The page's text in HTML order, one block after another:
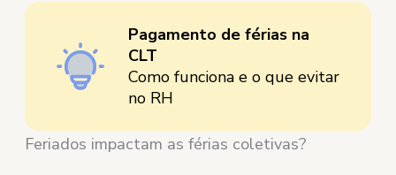
Pagamento de férias na
CLT
Como funciona e o que evitar
no RH
Feriados impactam as férias coletivas?